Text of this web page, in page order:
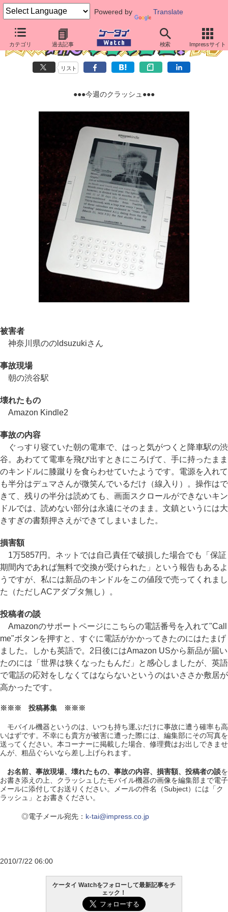
Powered by Translate
カテゴリ 過去記事 検索 Impressサイト
リスト
●●●今週のクラッシュ●●●
被害者
神奈川県ののldsuzukiさん
事故現場
朝の渋谷駅
壊れたもの
Amazon Kindle2
事故の内容
ぐっすり寝ていた朝の電車で、はっと気がつくと降車駅の渋
谷。あわてて電車を飛び出すときにころげて、手に持ったまま
のキンドルに膝蹴りを食らわせていたようです。電源を入れて
も半分はデュマさんが微笑んでいるだけ（線入り）。操作はで
きて、残りの半分は読めても、画面スクロールができないキン
ドルでは、読めない部分は永遠にそのまま。文鎮というには大
きすぎの書類押さえができてしまいました。
損害額
1万5857円。ネットでは自己責任で破損した場合でも「保証
期間内であれば無料で交換が受けられた」という報告もあるよ
うですが、私には新品のキンドルをこの値段で売ってくれまし
た（ただしACアダプタ無し）。
投稿者の談
Amazonのサポートページにこちらの電話番号を入れて"Call
me"ボタンを押すと、すぐに電話がかかってきたのにはたまげ
ました。しかも英語で。2日後にはAmazon USから新品が届い
たのには「世界は狭くなったもんだ」と感心しましたが、英語
で電話の応対をしなくてはならないというのはいささか敷居が
高かったです。
※※※ 投稿募集 ※※※
モバイル機器というのは、いつも持ち運ぶだけに事故に遭う確率も高
いはずです。不幸にも貴方が被害に遭った際には、編集部にその写真を
送ってください。本コーナーに掲載した場合、修理費はお出しできませ
んが、粗品ぐらいなら差し上げられます。
お名前、事故現場、壊れたもの、事故の内容、損害額、投稿者の談を
お書き添えの上、クラッシュしたモバイル機器の画像を編集部まで電子
メールに添付してお送りください。メールの件名（Subject）には「ク
ラッシュ」とお書きください。
◎電子メール宛先： k-tai@impress.co.jp
2010/7/22 06:00
ケータイ Watchをフォローして最新記事をチ
ェック！